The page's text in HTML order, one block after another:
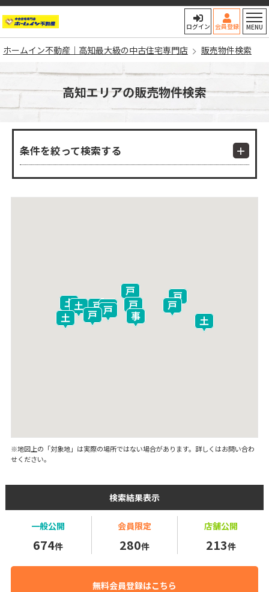
ホームイン不動産｜高知最大
ログイン 会員登録 MENU
ホームイン不動産｜高知最大級の中古住宅専門店 販売物件検索
高知エリアの販売物件検索
条件を絞って検索する
※地図上の「対象地」は実際の場所ではない場合があります。詳しくはお問い合わ
せください。
検索結果表示
一般公開
674件
会員限定
280件
店舗公開
213件
無料会員登録はこちら